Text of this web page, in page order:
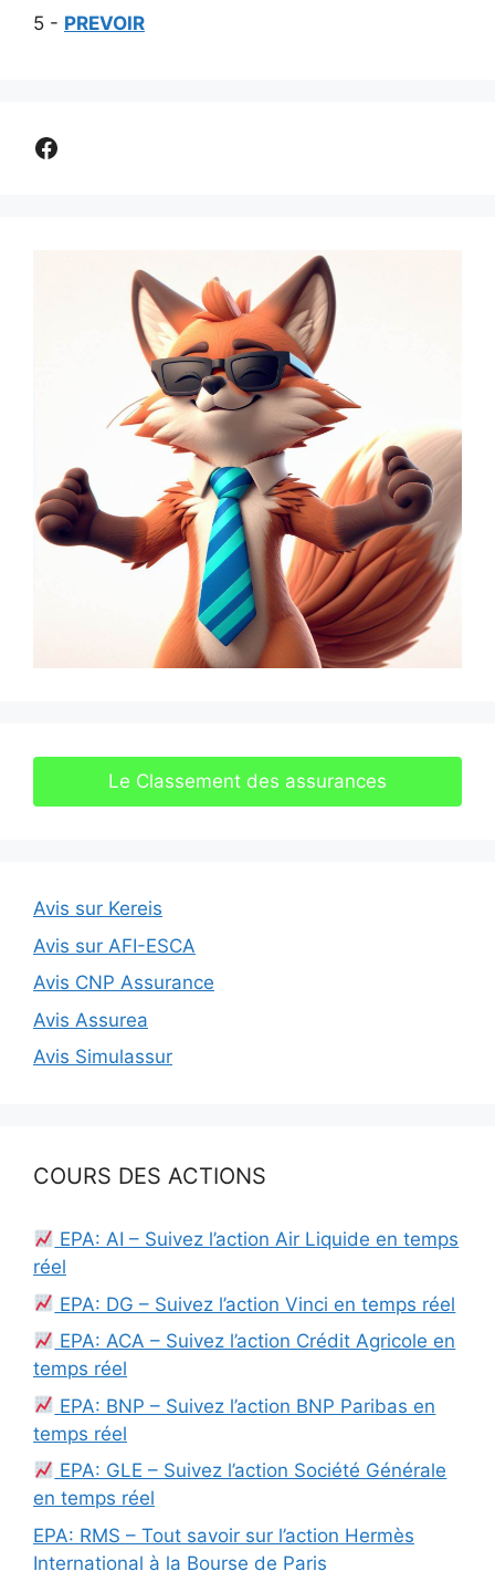
5 - PREVOIR
Comparer assurance
Le Classement des assurances
Avis sur Kereis
Avis sur AFI-ESCA
Avis CNP Assurance
Avis Assurea
Avis Simulassur
COURS DES ACTIONS
EPA: AI – Suivez l’action Air Liquide en temps
réel
EPA: DG – Suivez l’action Vinci en temps réel
EPA: ACA – Suivez l’action Crédit Agricole en
temps réel
EPA: BNP – Suivez l’action BNP Paribas en
temps réel
EPA: GLE – Suivez l’action Société Générale
en temps réel
EPA: RMS – Tout savoir sur l’action Hermès
International à la Bourse de Paris